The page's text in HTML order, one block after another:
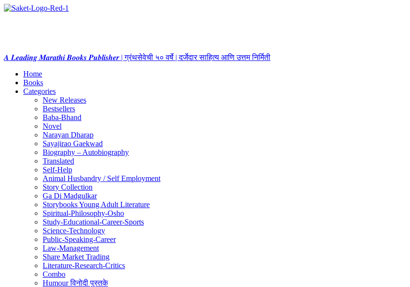
𝑨 𝑳𝒆𝒂𝒅𝒊𝒏𝒈 𝑴𝒂𝒓𝒂𝒕𝒉𝒊 𝑩𝒐𝒐𝒌𝒔 𝑷𝒖𝒃𝒍𝒊𝒔𝒉𝒆𝒓 | ग्रंथसेवेची ५० वर्षे | दर्जेदार साहित्य आणि उत्तम निर्मिती
Home
Books
Categories
New Releases
Bestsellers
Baba-Bhand
Novel
Narayan Dharap
Sayajirao Gaekwad
Biography – Autobiography
Translated
Self-Help
Animal Husbandry / Self Employment
Story Collection
Ga Di Madgulkar
Storybooks Young Adult Literature
Spiritual-Philosophy-Osho
Study-Educational-Career-Sports
Science-Technology
Public-Speaking-Career
Law-Management
Share Market Trading
Literature-Research-Critics
Combo
Humour विनोदी पुस्तके